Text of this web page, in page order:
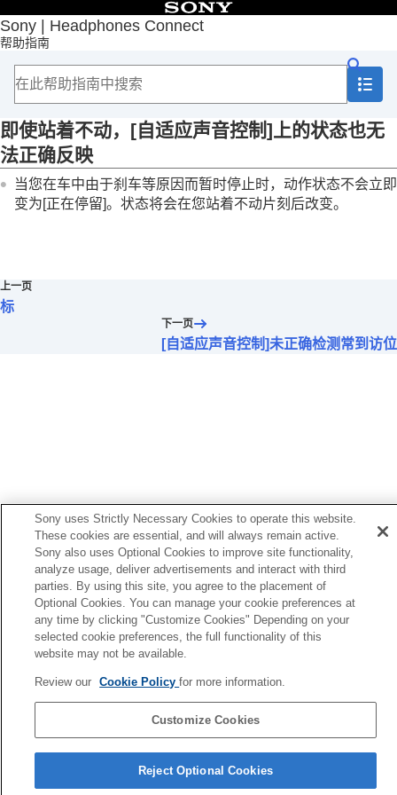
Sony | Headphones Connect
帮助指南
目录
首页
入门
如何使用
重要信息
故障排除
即使站着不动，[自适应声音控制]上的状态也无法
正确反映
[自适应声音控制]未正确检测常到访位置
如果“Sony | Headphones Connect”上未显示设备
名称该怎么办？
辅助功能
即使站着不动，[自适应声音控制]上的状态也无
法正确反映
当您在车中由于刹车等原因而暂时停止时，动作状态不会立即
变为[正在停留]。状态将会在您站着不动片刻后改变。
上一页
下一页
[自适应声音控制]未正确检测常到访
语言选择页面
4-730-255-46(1)
Sony uses Strictly Necessary Cookies to operate this website.
These cookies are essential, and will always remain active.
Sony also uses Optional Cookies to improve site functionality,
analyze usage, deliver advertisements and interact with third
parties. By using this site, you agree to the placement of
Optional Cookies. You can manage your cookie preferences at
any time by clicking "Customize Cookies" Depending on your
selected cookie preferences, the full functionality of this
website may not be available.
Review our Cookie Policyfor more information.
Customize Cookies
Reject Optional Cookies